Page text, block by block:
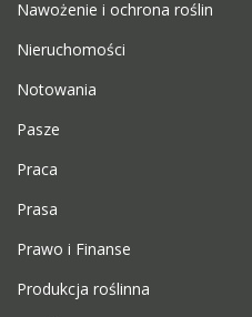
Nawożenie i ochrona roślin
Nieruchomości
Notowania
Pasze
Praca
Prasa
Prawo i Finanse
Produkcja roślinna